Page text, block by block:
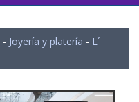
- Joyería y platería - L´